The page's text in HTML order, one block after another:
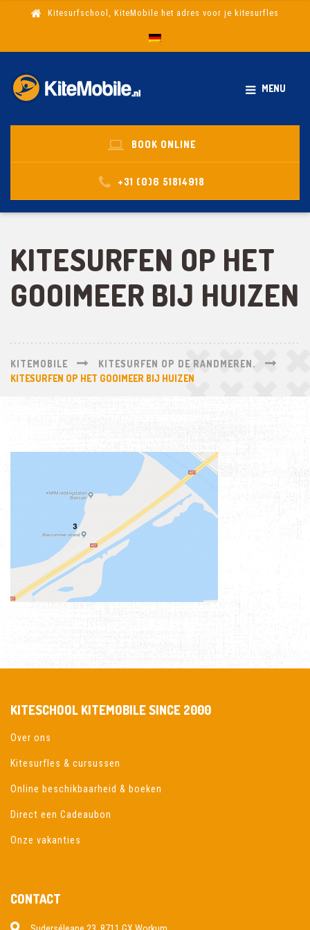
Kitesurfschool, KiteMobile het adres voor je kitesurfles
MENU
BOOK ONLINE
+31 (0)6 51814918
KITESURFEN OP HET
GOOIMEER BIJ HUIZEN
KITEMOBILE
KITESURFEN OP DE RANDMEREN.
KITESURFEN OP HET GOOIMEER BIJ HUIZEN
KITESCHOOL KITEMOBILE SINCE 2000
Over ons
Kitesurfles & cursussen
Online beschikbaarheid & boeken
Direct een Cadeaubon
Onze vakanties
CONTACT